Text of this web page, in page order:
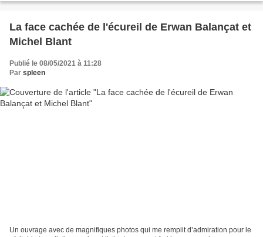
La face cachée de l'écureil de Erwan Balançat et
Michel Blant
Publié le 08/05/2021 à 11:28
Par spleen
Un ouvrage avec de magnifiques photos qui me remplit d’admiration pour le